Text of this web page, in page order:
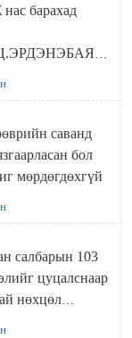
барахад
саванд
мөрдөгдөхгүй
салбарын 103
цуцалснаар
нөхцөл